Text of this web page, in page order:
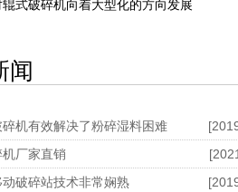
式破碎机向着大型化的方向发展
闻
机有效解决了粉碎湿料困难
厂家直销
破碎站技术非常娴熟